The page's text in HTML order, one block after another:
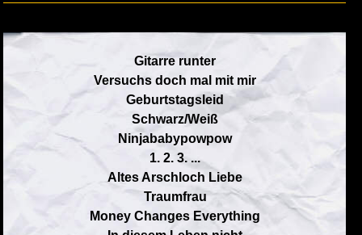
Gitarre runter
Versuchs doch mal mit mir
Geburtstagsleid
Schwarz/Weiß
Ninjababypowpow
1. 2. 3. ...
Altes Arschloch Liebe
Traumfrau
Money Changes Everything